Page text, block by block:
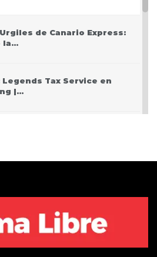
de Canario Express:
la…
Legends Tax Service en
|…
de salud de Ossining
una…